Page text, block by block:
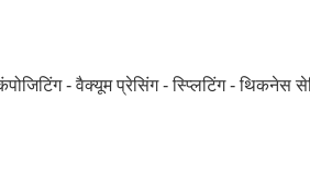
- वैक्यूम प्रेसिंग - स्प्लिटिंग - थिकनेस